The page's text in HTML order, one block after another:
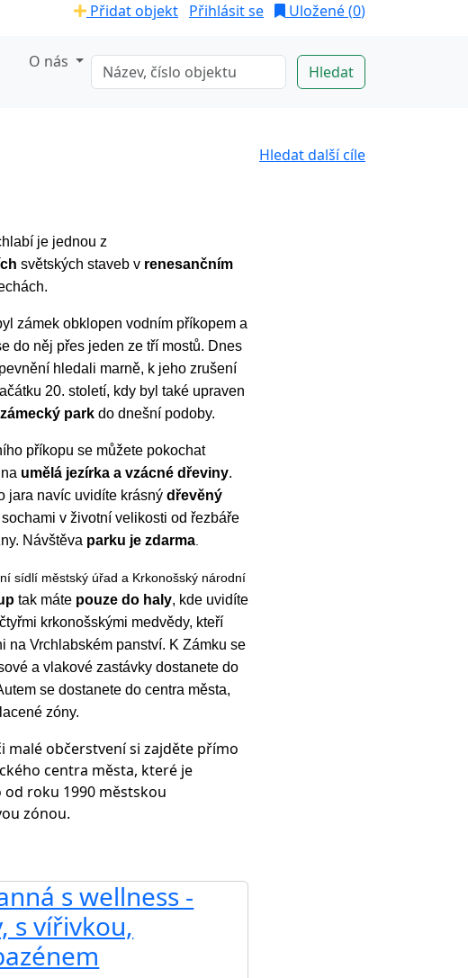
Přidat objekt Přihlásit se Uložené (0)
O nás
Hledat další cíle
je jednou z
světských staveb v renesančním
zámek obklopen vodním příkopem a
do něj přes jeden ze tří mostů. Dnes
hledali marně, k jeho zrušení
20. století, kdy byl také upraven
zámecký parkdo dnešní podoby.
příkopu se můžete pokochat
umělá jezírka a vzácné dřeviny.
jara navíc uvidíte krásný dřevěný
v životní velikosti od řezbáře
Návštěva parku je zdarma.
sídlí městský úřad a Krkonošský národní
tak máte pouze do haly, kde uvidíte
krkonošskými medvědy, kteří
na Vrchlabském panství. K Zámku se
a vlakové zastávky dostanete do
se dostanete do centra města,
zóny.
malé občerstvení si zajděte přímo
centra města, které je
od roku 1990 městskou
zónou.
s wellness -
s vířivkou,